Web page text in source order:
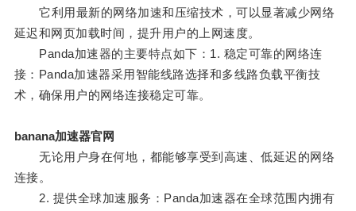
它利用最新的网络加速和压缩技术，可以显著减少网络
延迟和网页加载时间，提升用户的上网速度。
Panda加速器的主要特点如下：1. 稳定可靠的网络连
接：Panda加速器采用智能线路选择和多线路负载平衡技
术，确保用户的网络连接稳定可靠。
banana加速器官网
无论用户身在何地，都能够享受到高速、低延迟的网络
连接。
2. 提供全球加速服务：Panda加速器在全球范围内拥有